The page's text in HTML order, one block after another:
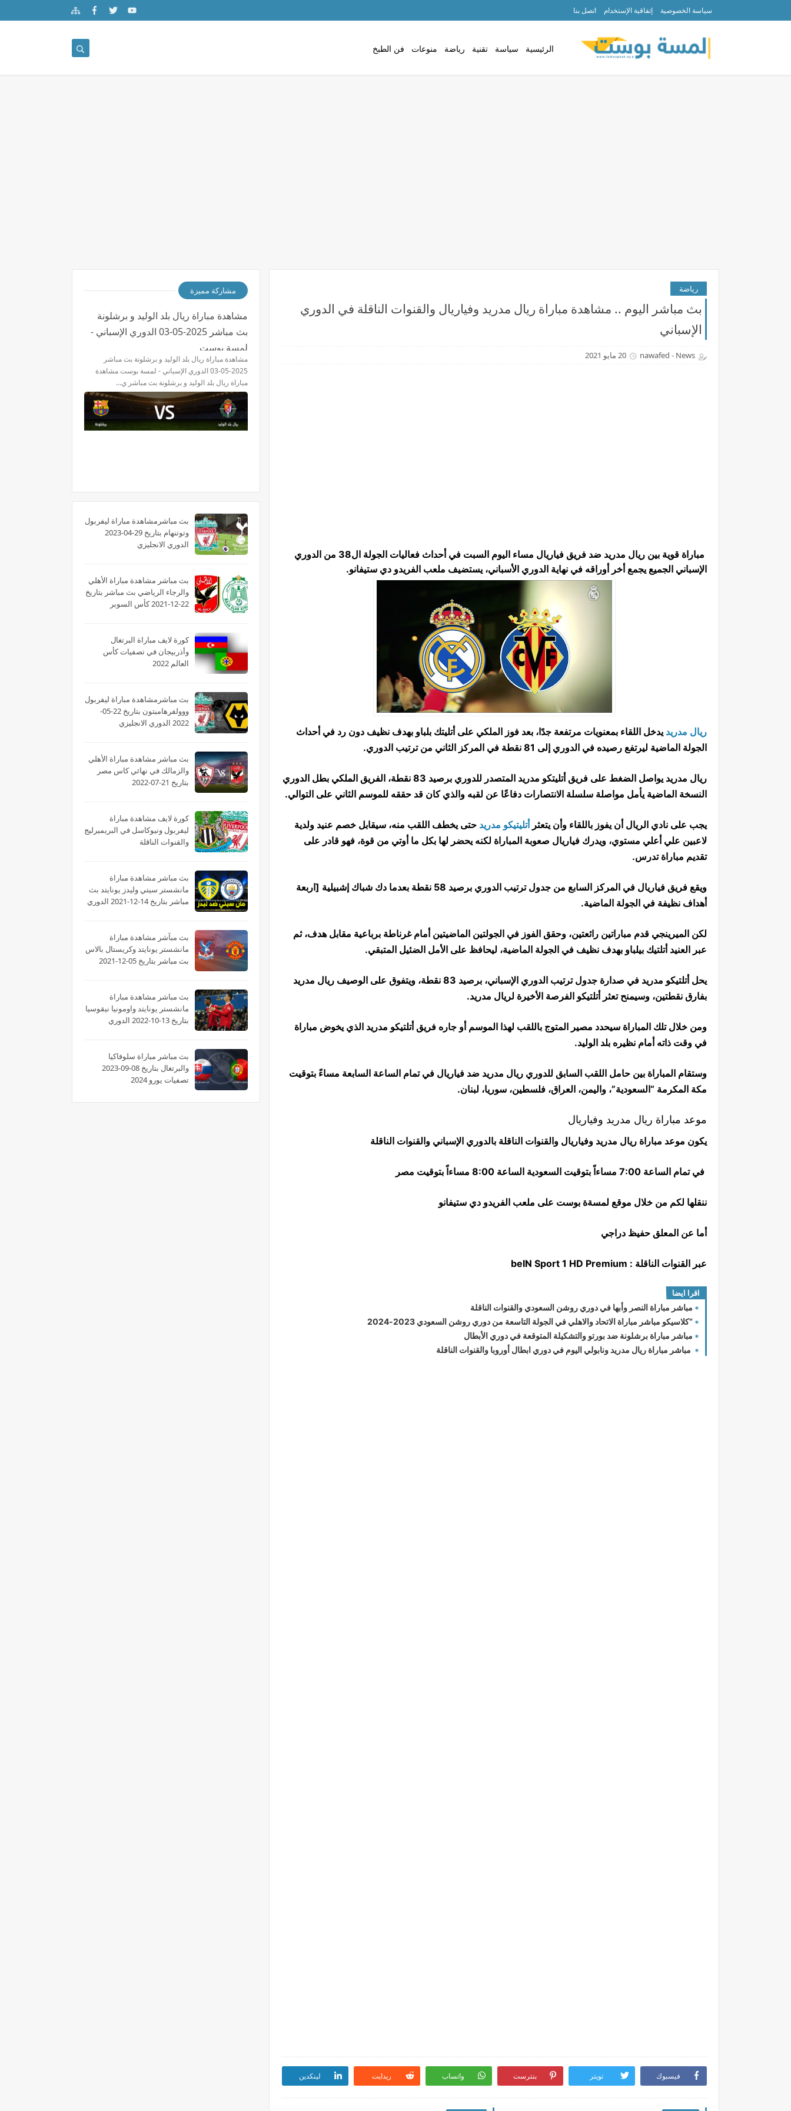
سياسة الخصوصية إتفاقية الإستخدام اتصل بنا
الرئيسية سياسة تقنية رياضة منوعات فن الطبخ
رياضة
بث مباشر اليوم .. مشاهدة مباراة ريال مدريد وفياريال والقنوات الناقلة في الدوري
الإسباني
nawafed - News 20 مايو 2021
مباراة قوية بين ريال مدريد ضد فريق فياريال مساء اليوم السبت في أحداث فعاليات الجولة ال38 من الدوري
الإسباني الجميع يجمع أخر أوراقه في نهاية الدوري الأسباني، يستضيف ملعب الفريدو دي ستيفانو.
ريال مدريد يدخل اللقاء بمعنويات مرتفعة جدًا، بعد فوز الملكي على أتليتك بلباو بهدف نظيف دون رد في أحداث
الجولة الماضية ليرتفع رصيده في الدوري إلى 81 نقطة في المركز الثاني من ترتيب الدوري.
ريال مدريد يواصل الضغط على فريق أتليتكو مدريد المتصدر للدوري برصيد 83 نقطة، الفريق الملكي بطل الدوري
النسخة الماضية يأمل مواصلة سلسلة الانتصارات دفاعًا عن لقبه والذي كان قد حققه للموسم الثاني على التوالي.
يجب على نادي الريال أن يفوز باللقاء وأن يتعثر أتليتيكو مدريد حتى يخطف اللقب منه، سيقابل خصم عنيد ولدية
لاعبين علي أعلي مستوي، ويدرك فياريال صعوبة المباراة لكنه يحضر لها بكل ما أوتي من قوة، فهو قادر على
تقديم مباراة تدرس.
ويقع فريق فياريال في المركز السابع من جدول ترتيب الدوري برصيد 58 نقطة بعدما دك شباك إشبيلية [اربعة
أهداف نظيفة في الجولة الماضية.
لكن الميرينجي قدم مباراتين رائعتين، وحقق الفوز في الجولتين الماضيتين أمام غرناطة برباعية مقابل هدف، ثم
عبر العنيد أتلتيك بيلباو بهدف نظيف في الجولة الماضية، ليحافظ على الأمل الضئيل المتبقي.
يحل أتلتيكو مدريد في صدارة جدول ترتيب الدوري الإسباني، برصيد 83 نقطة، ويتفوق على الوصيف ريال مدريد
بفارق نقطتين، وسيمنح تعثر أتلتيكو الفرصة الأخيرة لريال مدريد.
ومن خلال تلك المباراة سيحدد مصير المتوج باللقب لهذا الموسم أو جاره فريق أتلتيكو مدريد الذي يخوض مباراة
في وقت ذاته أمام نظيره بلد الوليد.
وستقام المباراة بين حامل اللقب السابق للدوري ريال مدريد ضد فياريال في تمام الساعة السابعة مساءً بتوقيت
مكة المكرمة “السعودية”، واليمن، العراق، فلسطين، سوريا، لبنان.
موعد مباراة ريال مدريد وفياريال
يكون موعد مباراة ريال مدريد وفياريال والقنوات الناقلة بالدوري الإسباني والقنوات الناقلة
في تمام الساعة 7:00 مساءاً بتوقيت السعودية الساعة 8:00 مساءاً بتوقيت مصر
ننقلها لكم من خلال موقع لمسةة بوست على ملعب الفريدو دي ستيفانو
أما عن المعلق حفيظ دراجي
عبر القنوات الناقلة : beIN Sport 1 HD Premium
اقرا ايضا
مباشر مباراة النصر وأبها في دوري روشن السعودي والقنوات الناقلة
“كلاسيكو مباشر مباراة الاتحاد والاهلي في الجولة التاسعة من دوري روشن السعودي 2023-2024
مباشر مباراة برشلونة ضد بورتو والتشكيلة المتوقعة في دوري الأبطال
مباشر مباراة ريال مدريد ونابولي اليوم في دوري ابطال أوروبا والقنوات الناقلة
فيسبوك تويتر بنترست واتساب ريدايت لينكدين
مشاركة مميزة
مشاهدة مباراة ريال بلد الوليد و برشلونة
بث مباشر 2025-05-03 الدوري الإسباني -
لمسة بوست
مشاهدة مباراة ريال بلد الوليد و برشلونة بث مباشر
2025-05-03 الدوري الإسباني - لمسة بوست مشاهدة
مباراة ريال بلد الوليد و برشلونة بث مباشر ي…
بث مباشرمشاهدة مباراة ليفربول
وتوتنهام بتاريخ 29-04-2023
الدوري الانجليزي
بث مباشر مشاهدة مباراة الأهلي
والرجاء الرياضي بث مباشر بتاريخ
22-12-2021 كأس السوبر
كورة لايف مباراة البرتغال
وأذربيجان في تصفيات كأس
العالم 2022
بث مباشرمشاهدة مباراة ليفربول
ووولفرهامبتون بتاريخ 22-05-
2022 الدوري الانجليزي
بث مباشر مشاهدة مباراة الأهلي
والزمالك في نهائي كاس مصر
بتاريخ 21-07-2022
كورة لايف مشاهدة مباراة
ليفربول ونيوكاسل في البريميرليج
والقنوات الناقلة
بث مباشر مشاهدة مباراة
مانشستر سيتي وليدز يونايتد بث
مباشر بتاريخ 14-12-2021 الدوري
بث مبآشر مشاهدة مباراة
مانشستر يونايتد وكريستال بالاس
بث مباشر بتاريخ 05-12-2021
بث مباشر مشاهدة مباراة
مانشستر يونايتد واومونيا نيقوسيا
بتاريخ 13-10-2022 الدوري
بث مباشر مباراة سلوفاكيا
والبرتغال بتاريخ 08-09-2023
تصفيات يورو 2024